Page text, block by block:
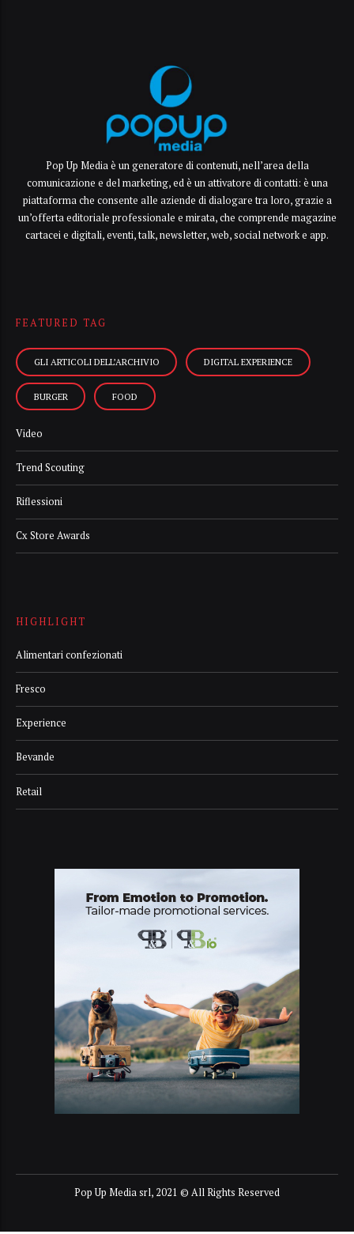
Pop Up Media è un generatore di contenuti, nell’area della
comunicazione e del marketing, ed è un attivatore di contatti: è una
piattaforma che consente alle aziende di dialogare tra loro, grazie a
un’offerta editoriale professionale e mirata, che comprende magazine
cartacei e digitali, eventi, talk, newsletter, web, social network e app.
FEATURED TAG
GLI ARTICOLI DELL’ARCHIVIO DIGITAL EXPERIENCE
BURGER FOOD
Video
Trend Scouting
Riflessioni
Cx Store Awards
HIGHLIGHT
Alimentari confezionati
Fresco
Experience
Bevande
Retail
Pop Up Media srl, 2021 © All Rights Reserved